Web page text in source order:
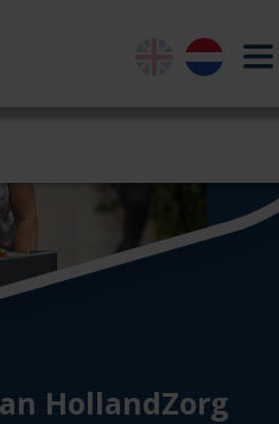
EnglishNederlands
HollandZorg